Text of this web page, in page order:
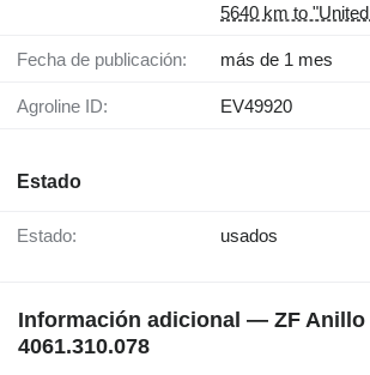
5640 km to
Fecha de publicación: más de 1 mes
Agroline ID: EV49920
Estado
Estado: usados
Información adicional — ZF Anillo
4061.310.078